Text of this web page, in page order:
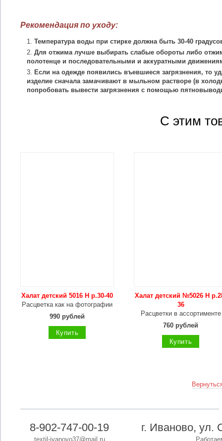
Рекомендация по уходу:
Температура воды при стирке должна быть 30-40
Для отжима лучше выбирать слабые обороты либо
полотенце и последовательными и аккуратными
Если на одежде появились въевшиеся загрязнения, то
изделие сначала замачивают в мыльном растворе (в
попробовать вывести загрязнения с помощью
С этим
Халат детский 5016 Н р.30-40
Расцветка как на фотографии
990 рублей
Купить
Халат детский №5026 Н
36
Расцветки в ассортименте
760 рублей
Купить
8-902-747-00-19
textil-ivanovo37@mail.ru
г. Иваново, ул.